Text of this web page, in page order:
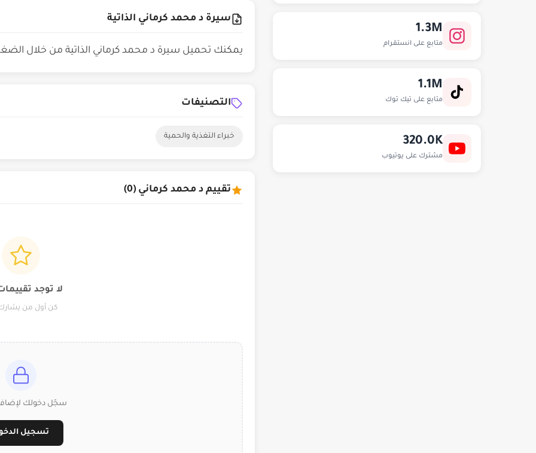
1.3M
متابع على انستقرام
1.1M
متابع على تيك توك
320.0K
مشترك على يوتيوب
سيرة د محمد كرماني الذاتية
يمكنك تحميل سيرة د محمد كرماني الذاتية من خلال
التصنيفات
خبراء التغذية والحمية
تقييم د محمد كرماني (0)
لا توجد
كن أول من يشارك
سجّل دخولك
تسجيل